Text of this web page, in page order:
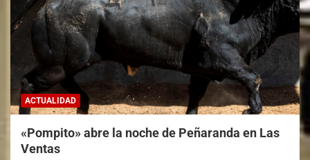
ACTUALIDAD
«Pompito» abre la noche de Peñaranda en Las
Ventas